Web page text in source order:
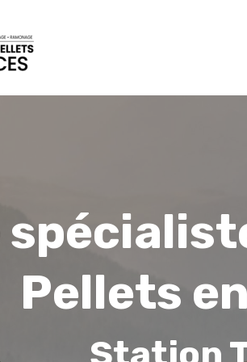
Pellets